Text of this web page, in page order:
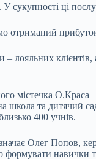
сукупності ці
отриманий
лояльних
містечка О.Краса
школа та дитячий
400 учнів.
Олег Попов,
навички